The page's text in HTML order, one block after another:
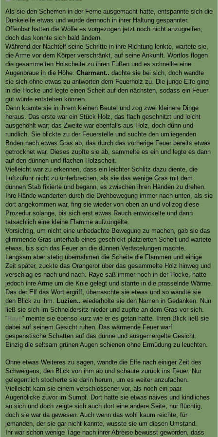
i
r
a
Als sie den Schemen in der Ferne ausgemacht hatte, entspannte sich die
Dunkelelfe etwas und wurde dennoch in ihrer Haltung gespannter.
Offenbar hatten die Wölfe es vorgezogen jetzt noch nicht anzugreifen,
doch das konnte sich bald ändern.
Während der Nachtelf seine Schritte in ihre Richtung lenkte, wartete sie,
die Arme vor dem Körper verschränkt, auf seine Ankunft. Wortlos flogen
die gesammelten Holscheite zu ihren Füßen und es schnellte eine
Augenbraue in die Höhe. Charmant.. dachte sie bei sich, doch wandte
sie sich ohne etwas zu antworten dem Feuerholz zu. Die junge Elfe ging
in die Hocke und legte einen Scheit auf den nächsten, sodass ein Feuer
gut würde entstehen können.
Dann kramte sie in ihrem kleinen Beutel und zog zwei kleinere Dinge
heraus. Das erste war ein Stück Holz, das flach geschnitzt und leicht
ausgehöhlt war; das Zweite war ebenfalls aus Holz, doch dünn und
rundlich. Sie blickte zu der Feuerstelle und suchte den umliegenden
Boden nach etwas Gras ab, das durch das vorherige Feuer bereits etwas
getrocknet war. Dieses zupfte sie ab, sammelte es ein und legte es dann
auf den dünnen und flachen Holzscheit.
Vielleicht war zu erkennen, dass ein leichter Schlitz dazu diente, die
Luftzufuhr nicht zu unterbrechen, als sie das wenige Gras mit dem
dünnen Stab fixierte und begann, es zwischen ihren Händen zu drehen.
Ihre Hände wanderten durch die Drehbewegung immer nach unten, als sie
dort angekommen war, fing sie wieder von oben an und vollzog diese
Prozedur solange, bis sich erst etwas Rauch entwickelte und dann
tatsächlich eine kleine Flamme aufzüngelte.
Vorsichtig, um nicht eine unbedachte Bewegung zu machen, gab sie das
glimmende Gras unterhalb eines geschickt platzierten Scheit und wartete
etwas, bis sich das Feuer an die dünnen Verästelungen machte.
Langsam aber stetig übernahmen die Scheite die Flammen und einige
Zeit später, zuckte das Orangerot über das gesammelte Holz hinweg und
verschlag es nach und nach. Raye saß immer noch in der Hocke, hatte
jedoch ihre Arme um die Knie gelegt und starrte in die prasselnde Wärme.
Das der Elf das Wort ergriff, überraschte sie etwas und so wandte sie
den Blick zu ihm. Luzien.. wiederholte sie den Namen in Gedanken. Nun
ließ sie sich im Schneidersitz nieder und zupfte an dem Gras vor sich.
“Raye” meinte sie ebenso kurz wie er es getan hatte. Ihren Blick ließ sie
dabei auf seinem Gesicht ruhen. Das wärmende Feuer warf
gespenstische Schatten auf das dünne und ausgemergelte Gesicht.
Einzig die seltsam grünen Augen schienen ohne Ermüdung zu leuchten.
Ohne etwas Weiteres zu sagen, wandte die Elfe nach einiger Zeit des
Schweigens, den Blick von ihm ab und schaute zurück ins Feuer. Nur
gelegentlich stocherte sie darin herum, um es weiter anzufachen.
Vielleicht kam sie einem verschlossener vor, als noch ein paar
Augenblicke zuvor im Sumpf. Dort hatte sie etwas naives und kindliches
an sich und doch zeigte sich auch dort eine andere Seite, nur flüchtig,
doch sie war da gewesen. Auch wenn das wohl kaum reichte, für
jemanden, der sie gar nicht kannte, wusste sie um diesen Umstand.
Ihr war schon wenige Tage nach ihrer Abreise bewusst geworden, dass